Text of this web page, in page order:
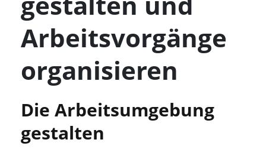
Arbeitsvorgänge
organisieren
Die Arbeitsumgebung
gestalten